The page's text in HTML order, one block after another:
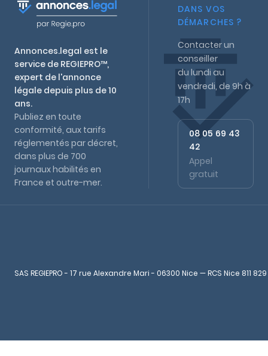
Annonces.legal est le
service de REGIEPRO™,
expert de l'annonce
légale depuis plus de 10
ans.
Publiez en toute
conformité, aux tarifs
réglementés par décret,
dans plus de 700
journaux habilités en
France et outre-mer.
DANS VOS
DÉMARCHES ?
Contacter un
conseiller
du lundi au
vendredi, de 9h à
17h
08 05 69 43
42
Appel
gratuit
SAS REGIEPRO - 17 rue Alexandre Mari - 06300 Nice — RCS Nice 811